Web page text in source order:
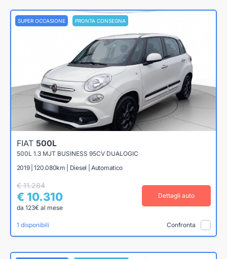
SUPER OCCASIONE PRONTA CONSEGNA
FIAT 500L
500L 1.3 MJT BUSINESS 95CV DUALOGIC
2019 | 120.080km | Diesel | Automatico
€ 11.284
€ 10.310
da 123€ al mese
Dettagli auto
1 disponibili Confronta